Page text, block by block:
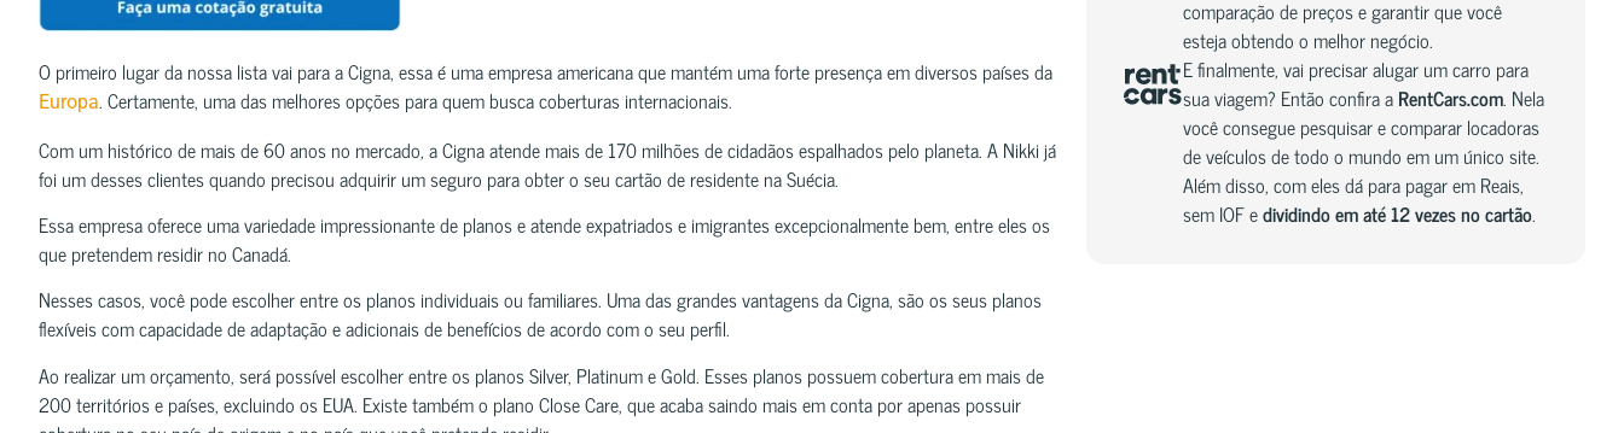
O primeiro lugar da nossa lista vai para a Cigna, essa é uma empresa americana que mantém uma forte presença em diversos países da
Europa. Certamente, uma das melhores opções para quem busca coberturas internacionais.
Com um histórico de mais de 60 anos no mercado, a Cigna atende mais de 170 milhões de cidadãos espalhados pelo planeta. A Nikki já
foi um desses clientes quando precisou adquirir um seguro para obter o seu cartão de residente na Suécia.
Essa empresa oferece uma variedade impressionante de planos e atende expatriados e imigrantes excepcionalmente bem, entre eles os
que pretendem residir no Canadá.
Nesses casos, você pode escolher entre os planos individuais ou familiares. Uma das grandes vantagens da Cigna, são os seus planos
flexíveis com capacidade de adaptação e adicionais de benefícios de acordo com o seu perfil.
Ao realizar um orçamento, será possível escolher entre os planos Silver, Platinum e Gold. Esses planos possuem cobertura em mais de
200 territórios e países, excluindo os EUA. Existe também o plano Close Care, que acaba saindo mais em conta por apenas possuir
comparação de preços e garantir que você
esteja obtendo o melhor negócio.
E finalmente, vai precisar alugar um carro para
sua viagem? Então confira aRentCars.com. Nela
você consegue pesquisar e comparar locadoras
de veículos de todo o mundo em um único site.
Além disso, com eles dá para pagar em Reais,
sem IOF edividindo em até 12 vezes no cartão.